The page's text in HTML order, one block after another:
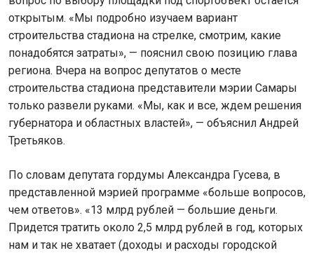
открытым. «Мы подробно изучаем вариант
строительства стадиона на стрелке, смотрим, какие
понадобятся затраты», — пояснил свою позицию глава
региона. Вчера на вопрос депутатов о месте
строительства стадиона представители мэрии Самары
только развели руками. «Мы, как и все, ждем решения
губернатора и областных властей», — объяснил Андрей
Третьяков.
По словам депутата гордумы Александра Гусева, в
представленной мэрией программе «больше вопросов,
чем ответов». «13 млрд рублей — большие деньги.
Придется тратить около 2,5 млрд рублей в год, которых
нам и так не хватает (доходы и расходы городской